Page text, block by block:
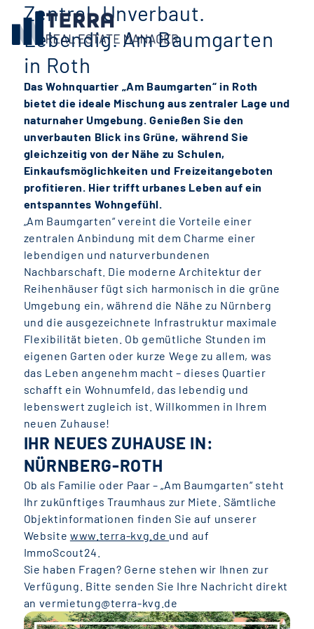
Zentral. Unverbaut.
Lebendig. Am Baumgarten
in Roth
Das Wohnquartier „Am Baumgarten“ in Roth
bietet die ideale Mischung aus zentraler Lage und
naturnaher Umgebung. Genießen Sie den
unverbauten Blick ins Grüne, während Sie
gleichzeitig von der Nähe zu Schulen,
Einkaufsmöglichkeiten und Freizeitangeboten
profitieren. Hier trifft urbanes Leben auf ein
entspanntes Wohngefühl.
„Am Baumgarten“ vereint die Vorteile einer
zentralen Anbindung mit dem Charme einer
lebendigen und naturverbundenen
Nachbarschaft. Die moderne Architektur der
Reihenhäuser fügt sich harmonisch in die grüne
Umgebung ein, während die Nähe zu Nürnberg
und die ausgezeichnete Infrastruktur maximale
Flexibilität bieten. Ob gemütliche Stunden im
eigenen Garten oder kurze Wege zu allem, was
das Leben angenehm macht – dieses Quartier
schafft ein Wohnumfeld, das lebendig und
lebenswert zugleich ist. Willkommen in Ihrem
neuen Zuhause!
IHR NEUES ZUHAUSE IN:
NÜRNBERG-ROTH
Ob als Familie oder Paar – „Am Baumgarten“ steht
Ihr zukünftiges Traumhaus zur Miete. Sämtliche
Objektinformationen finden Sie auf unserer
Website www.terra-kvg.de und auf
ImmoScout24.
Sie haben Fragen? Gerne stehen wir Ihnen zur
Verfügung. Bitte senden Sie Ihre Nachricht direkt
an vermietung@terra-kvg.de